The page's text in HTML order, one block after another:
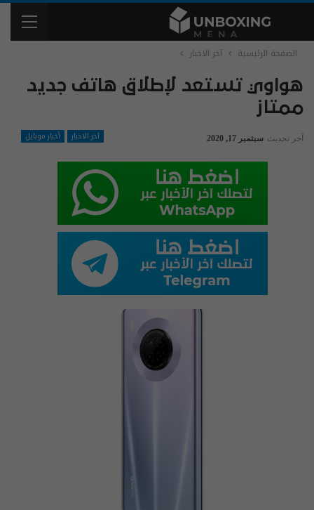
الصفحة الرئيسية آخر الاخبار
هواوي تستعد لإطلاق هاتف جديد
ممتاز
آخر الاخبار أخبار موبايل آخر تحديث سبتمبر 17, 2020